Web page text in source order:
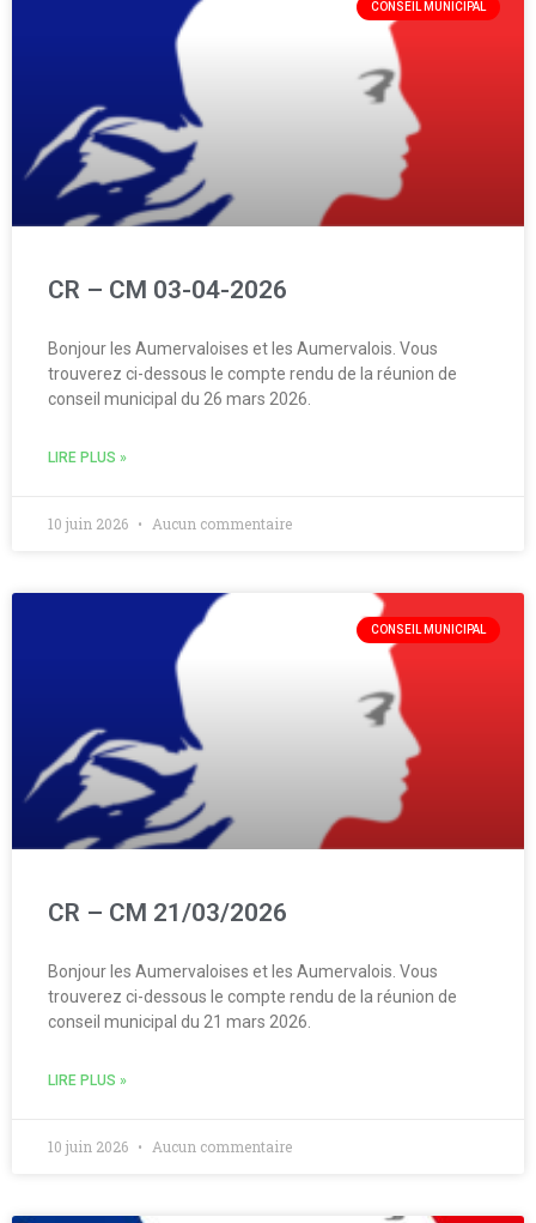
CONSEIL MUNICIPAL
CR – CM 03-04-2026
Bonjour les Aumervaloises et les Aumervalois. Vous
trouverez ci-dessous le compte rendu de la réunion de
conseil municipal du 26 mars 2026.
LIRE PLUS »
10 juin 2026 Aucun commentaire
CONSEIL MUNICIPAL
CR – CM 21/03/2026
Bonjour les Aumervaloises et les Aumervalois. Vous
trouverez ci-dessous le compte rendu de la réunion de
conseil municipal du 21 mars 2026.
LIRE PLUS »
10 juin 2026 Aucun commentaire